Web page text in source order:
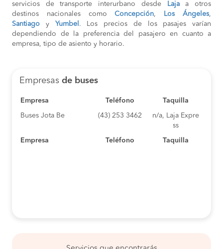
servicios de transporte interurbano desde
Laja
a otros
destinos nacionales comoConcepción, Los Ángeles,
Santiago y Yumbel . Los precios de los pasajes varían
dependiendo de la preferencia del pasajero en cuanto a
empresa, tipo de asiento y horario.
Empresas de buses
Empresa Teléfono Taquilla
Buses Jota Be (43) 253 3462
n/a, Laja Expre
ss
Empresa Teléfono Taquilla